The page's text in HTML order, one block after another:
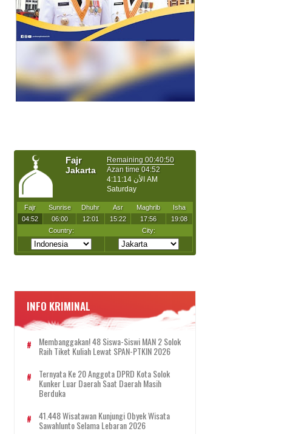
INFO KRIMINAL
Membanggakan! 48 Siswa-Siswi MAN 2 Solok
Raih Tiket Kuliah Lewat SPAN-PTKIN 2026
Ternyata Ke 20 Anggota DPRD Kota Solok
Kunker Luar Daerah Saat Daerah Masih
Berduka
41.448 Wisatawan Kunjungi Obyek Wisata
Sawahlunto Selama Lebaran 2026